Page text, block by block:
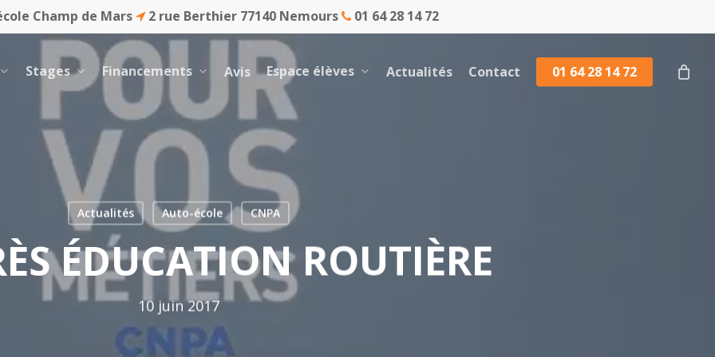
Champ de Mars 2 rue Berthier 77140 Nemours 01 64 28 14 72
Stages Financements Avis Espace élèves Actualités Contact 01 64 28 14 72
Actualités Auto-école CNPA
ÉDUCATION ROUTIÈRE
10 juin 2017